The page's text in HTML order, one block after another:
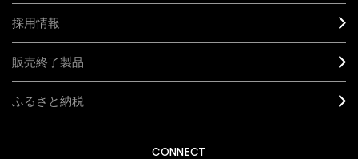
採用情報
販売終了製品
ふるさと納税
CONNECT